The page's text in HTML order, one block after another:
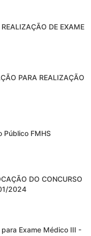
DE EXAME
PARA REALIZAÇÃO
Público FMHS
DO CONCURSO
2024
Exame Médico III -